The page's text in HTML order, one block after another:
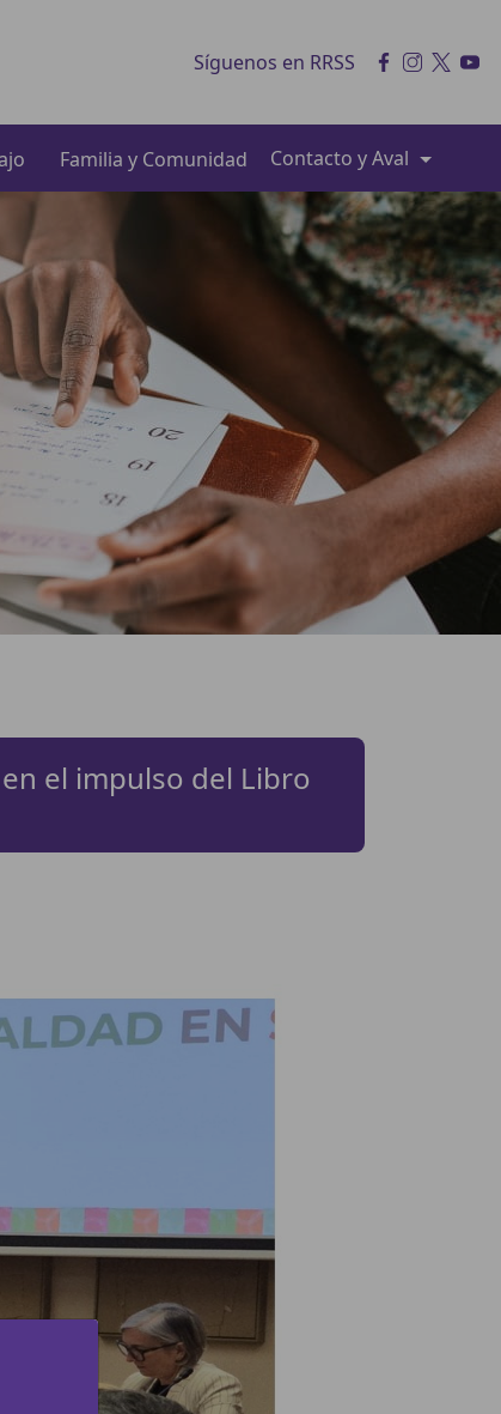
Síguenos en RRSS
Familia y Comunidad Contacto y Aval
el impulso del Libro